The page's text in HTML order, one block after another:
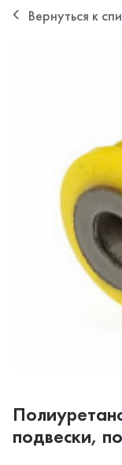
Вернуться к
подвески,